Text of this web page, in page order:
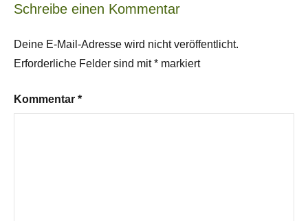
Schreibe einen Kommentar
Deine E-Mail-Adresse wird nicht veröffentlicht.
Erforderliche Felder sind mit* markiert
Kommentar *